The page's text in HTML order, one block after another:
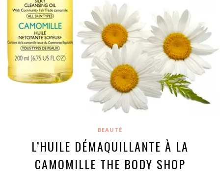
BEAUTÉ
L’HUILE DÉMAQUILLANTE À LA
CAMOMILLE THE BODY SHOP